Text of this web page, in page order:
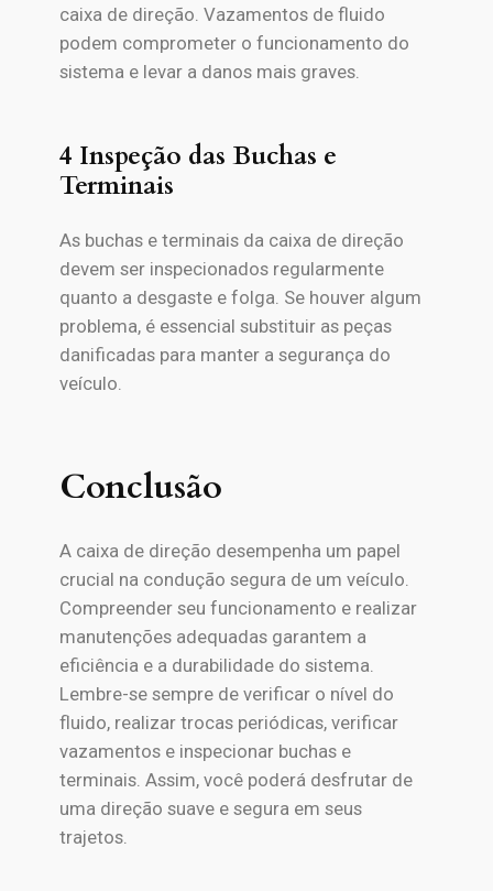
caixa de direção. Vazamentos de fluido
podem comprometer o funcionamento do
sistema e levar a danos mais graves.
4 Inspeção das Buchas e
Terminais
As buchas e terminais da caixa de direção
devem ser inspecionados regularmente
quanto a desgaste e folga. Se houver algum
problema, é essencial substituir as peças
danificadas para manter a segurança do
veículo.
Conclusão
A caixa de direção desempenha um papel
crucial na condução segura de um veículo.
Compreender seu funcionamento e realizar
manutenções adequadas garantem a
eficiência e a durabilidade do sistema.
Lembre-se sempre de verificar o nível do
fluido, realizar trocas periódicas, verificar
vazamentos e inspecionar buchas e
terminais. Assim, você poderá desfrutar de
uma direção suave e segura em seus
trajetos.